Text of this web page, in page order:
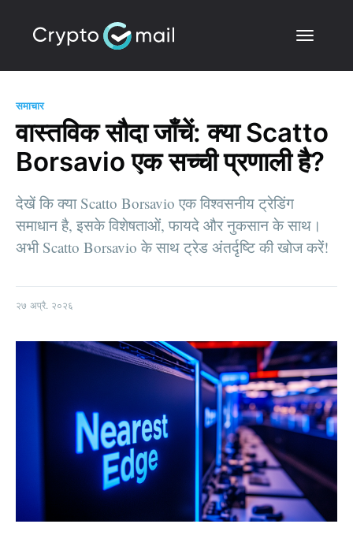
समाचार
वास्तविक सौदा जाँचें: क्या Scatto
Borsavio एक सच्ची प्रणाली है?
देखें कि क्या Scatto Borsavio एक विश्वसनीय ट्रेडिंग
समाधान है, इसके विशेषताओं, फायदे और नुकसान के साथ।
अभी Scatto Borsavio के साथ ट्रेड अंतर्दृष्टि की खोज करें!
२७ अप्रै. २०२६